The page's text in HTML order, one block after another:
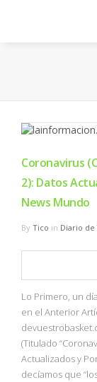
EuroLeague
FIBA
OTROS
NBA
MULTIMEDIA
Coronavirus
2): Datos
News Mundo
By Tico in Diario de
Lo Primero, un
en el Anterior
(Titulado
Actualizados y
decíamos que